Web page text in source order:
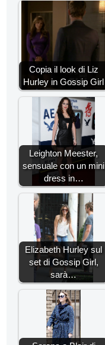
Copia il look di Liz
Hurley in Gossip Girl
Leighton Meester,
sensuale con un mini
dress in…
Elizabeth Hurley sul
set di Gossip Girl,
sarà…